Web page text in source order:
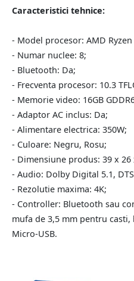
Caracteristici tehnice:
- Model procesor: AMD Ryzen
- Numar nuclee: 8;
- Bluetooth: Da;
- Frecventa procesor: 10.3
- Memorie video: 16GB
- Adaptor AC inclus: Da;
- Alimentare electrica: 350W;
- Culoare: Negru, Rosu;
- Dimensiune produs: 39 x 26
- Audio: Dolby Digital 5.1,
- Rezolutie maxima: 4K;
- Controller: Bluetooth sau
mufa de 3,5 mm pentru
Micro-USB.